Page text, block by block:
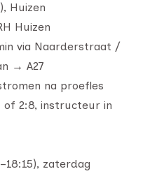
Huizen
Huizen
via Naarderstraat /
→ A27
na proefles
of 2:8, instructeur in
zaterdag